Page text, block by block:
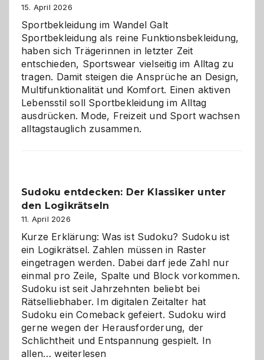
Chaos
15. April 2026
Sportbekleidung im Wandel Galt
Sportbekleidung als reine Funktionsbekleidung,
haben sich Trägerinnen in letzter Zeit
entschieden, Sportswear vielseitig im Alltag zu
tragen. Damit steigen die Ansprüche an Design,
Multifunktionalität und Komfort. Einen aktiven
Lebensstil soll Sportbekleidung im Alltag
ausdrücken. Mode, Freizeit und Sport wachsen
alltagstauglich zusammen.
Sudoku entdecken: Der Klassiker unter
den Logikrätseln
11. April 2026
Kurze Erklärung: Was ist Sudoku? Sudoku ist
ein Logikrätsel. Zahlen müssen in Raster
eingetragen werden. Dabei darf jede Zahl nur
einmal pro Zeile, Spalte und Block vorkommen.
Sudoku ist seit Jahrzehnten beliebt bei
Rätselliebhaber. Im digitalen Zeitalter hat
Sudoku ein Comeback gefeiert. Sudoku wird
gerne wegen der Herausforderung, der
Schlichtheit und Entspannung gespielt. In
allen…Sudoku
weiterlesen